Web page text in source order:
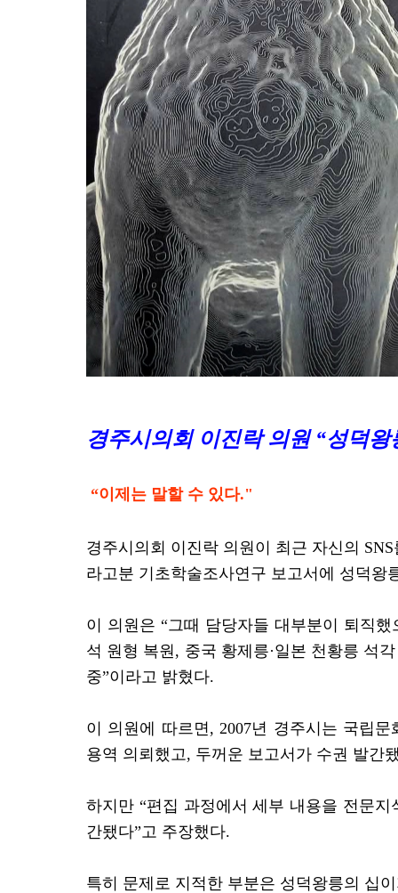
경주시의회 이진락 의원 “성덕
“이제는 말할 수 있다."
경주시의회 이진락 의원이 최근 자신의
라고분 기초학술조사연구 보고서에 성덕왕
이 의원은 “그때 담당자들 대부분이 퇴직
석 원형 복원, 중국 황제릉·일본 천황릉 석
중”이라고 밝혔다.
이 의원에 따르면, 2007년 경주시는 국립
용역 의뢰했고, 두꺼운 보고서가 수권 발간
하지만 “편집 과정에서 세부 내용을 전문
간됐다”고 주장했다.
특히 문제로 지적한 부분은 성덕왕릉의 십